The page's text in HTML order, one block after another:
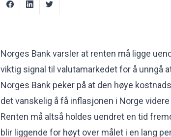
Norges Bank varsler at renten må ligge
viktig signal til valutamarkedet for å unngå
Norges Bank peker på at den høye
det vanskelig å få inflasjonen i Norge videre
Renten må altså holdes uendret en tid
blir liggende for høyt over målet i en lang